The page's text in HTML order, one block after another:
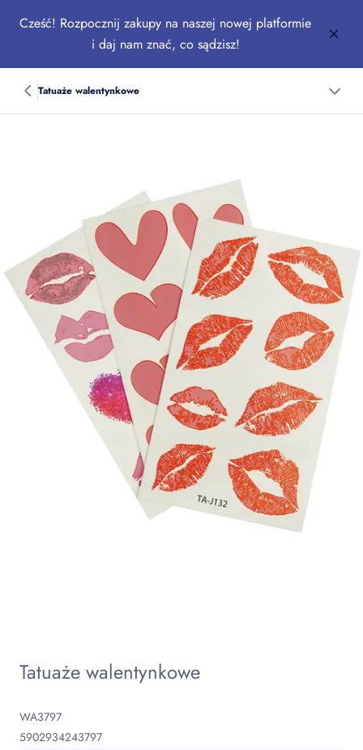
Cześć! Rozpocznij zakupy na naszej nowej platformie
i daj nam znać, co sądzisz!
Tatuaże walentynkowe
Tatuaże walentynkowe
WA3797
5902934243797